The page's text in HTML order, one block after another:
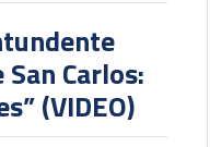
Carlos:
(VIDEO)